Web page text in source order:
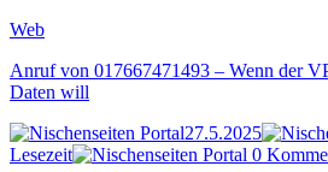
Web
Anruf von 017667471493 – Wenn der
Daten will
27.5.2025
Lesezeit
0